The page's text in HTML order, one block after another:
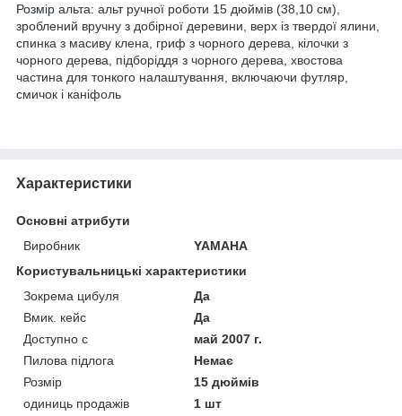
Розмір альта: альт ручної роботи 15 дюймів (38,10 см),
зроблений вручну з добірної деревини, верх із твердої ялини,
спинка з масиву клена, гриф з чорного дерева, кілочки з
чорного дерева, підборіддя з чорного дерева, хвостова
частина для тонкого налаштування, включаючи футляр,
смичок і каніфоль
Характеристики
Основні атрибути
Виробник
YAMAHA
Користувальницькі характеристики
Зокрема цибуля
Да
Вмик. кейс
Да
Доступно с
май 2007 г.
Пилова підлога
Немає
Розмір
15 дюймів
одиниць продажів
1 шт